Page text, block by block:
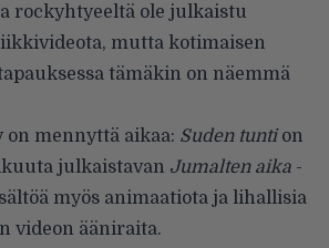
rockyhtyeeltä ole julkaistu
mutta kotimaisen
tämäkin on näemmä
mennyttä aikaa: Suden tuntion
julkaistavan Jumalten aika -
myös animaatiota ja lihallisia
videon ääniraita.